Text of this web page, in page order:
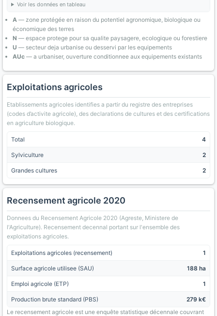
Voir les données en tableau
A — zone protégée en raison du potentiel agronomique, biologique ou
économique des terres
N — espace protege pour sa qualite paysagere, ecologique ou forestiere
U — secteur deja urbanise ou desservi par les equipements
AUc — a urbaniser, ouverture conditionnee aux equipements existants
Exploitations agricoles
Etablissements agricoles identifies a partir du registre des entreprises
(codes d’activite agricole), des declarations de cultures et des certifications
en agriculture biologique.
Total 4
Sylviculture 2
Grandes cultures 2
Recensement agricole 2020
Donnees du Recensement Agricole 2020 (Agreste, Ministere de
l'Agriculture). Recensement decennal portant sur l'ensemble des
exploitations agricoles.
Exploitations agricoles (recensement) 1
Surface agricole utilisee (SAU) 188 ha
Emploi agricole (ETP) 1
Production brute standard (PBS)
279 k€
Le recensement agricole est une enquête statistique décennale couvrant